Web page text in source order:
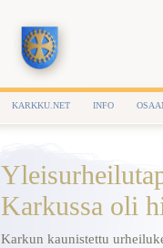
KARKKU.NET INFO
Karkussa oli
Karkun kaunistettu